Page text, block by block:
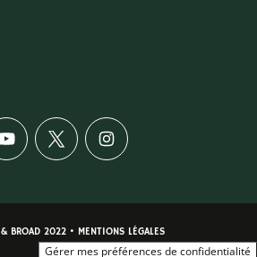
BROAD 2022 • MENTIONS LÉGALES
Gérer mes préférences de confidentialité